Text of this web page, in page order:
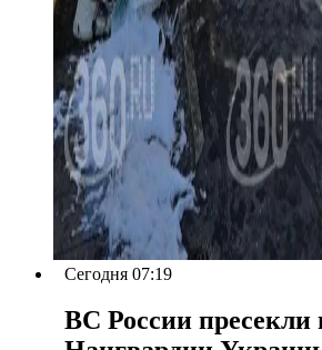
Сегодня 07:19
ВС России